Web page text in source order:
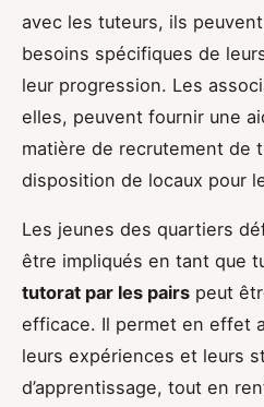
avec les tuteurs, ils
besoins spécifiques de
leur progression. Les
elles, peuvent fournir une
matière de recrutement de
disposition de locaux pour
Les jeunes des quartiers
être impliqués en tant que
tutorat par les pairs peut
efficace. Il permet en effet
leurs expériences et leurs
d’apprentissage, tout en